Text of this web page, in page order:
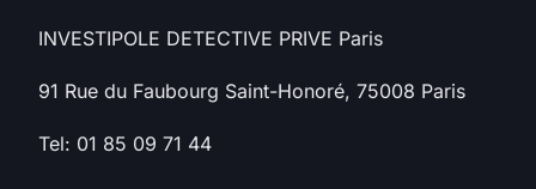
INVESTIPOLE DETECTIVE PRIVE Paris
91 Rue du Faubourg Saint-Honoré, 75008 Paris
Tel: 01 85 09 71 44